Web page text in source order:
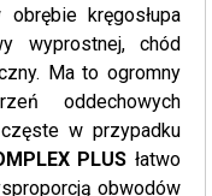
kręgosłupa
wyprostnej, chód
Ma to ogromny
oddechowych
w przypadku
PLUS łatwo
obwodów